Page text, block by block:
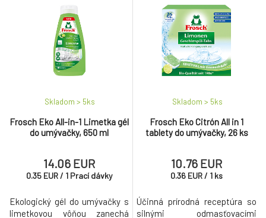
nečistotami.
Frosch Eko All-in-1 Limetka gél
do umývačky, 650 ml
Skladom > 5ks
14.06 EUR
0.35 EUR/ 1 Prací dávky
Ekologický gél do umývačky s
limetkovou vôňou zanechá
Frosch Eko Citrón All in 1
tablety do umývačky, 26 ks
Skladom > 5ks
10.76 EUR
0.36 EUR/ 1 ks
Účinná prírodná receptúra so
silnými odmasťovacími